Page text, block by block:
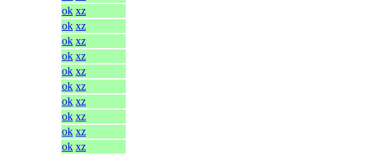
ok xz
ok xz
ok xz
ok xz
ok xz
ok xz
ok xz
ok xz
ok xz
ok xz